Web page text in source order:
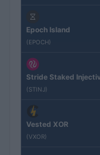
Epoch Island
(EPOCH)
Stride Staked
(STINJ)
Vested XOR
(VXOR)